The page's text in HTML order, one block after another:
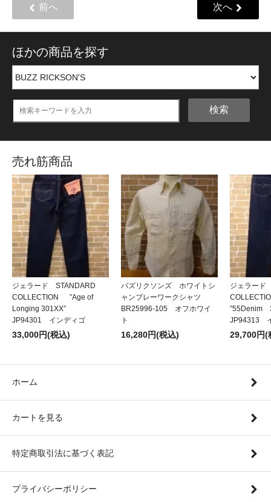
前へ 次へ
ほかの商品を探す
検索
売れ筋商品
ジェラード STANDARD
COLLECTION ”Age of
Longing 301XX”
JP94301 インディゴ
33,000円(税込)
バズリクソンズ ホワイトシ
ャンブレーワークシャツ
BR25996-105 オフホワイ
ト
16,280円(税込)
ジェラード
JP94313
29,700円(
ホーム
カートを見る
特定商取引法に基づく表記
プライバシーポリシー